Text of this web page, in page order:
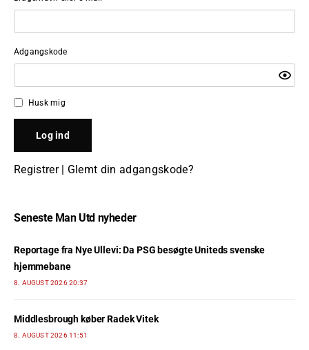
Adgangskode
Husk mig
Registrer| Glemt din adgangskode?
Seneste Man Utd nyheder
Reportage fra Nye Ullevi: Da PSG besøgte Uniteds svenske
hjemmebane
8. AUGUST 2026 20:37
Middlesbrough køber Radek Vitek
8. AUGUST 2026 11:51